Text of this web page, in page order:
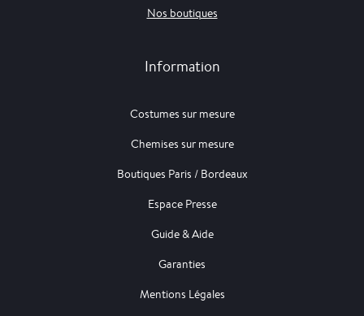
Nos boutiques
Information
Costumes sur mesure
Chemises sur mesure
Boutiques Paris / Bordeaux
Espace Presse
Guide & Aide
Garanties
Mentions Légales